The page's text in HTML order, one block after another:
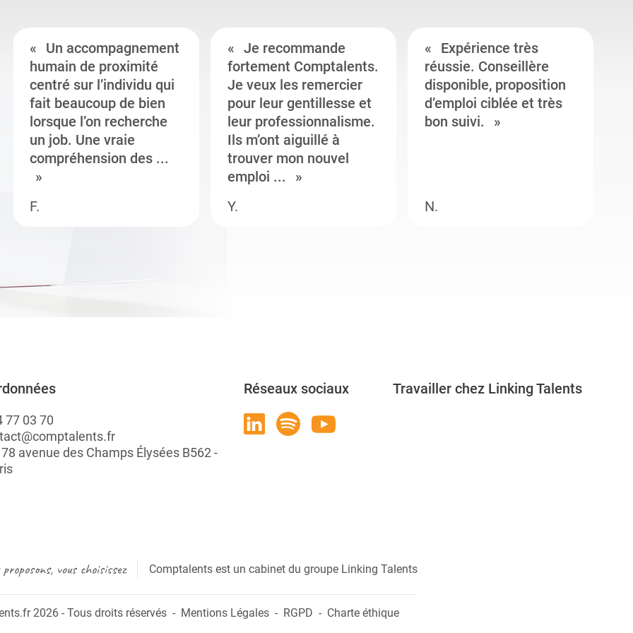
Un accompagnement
humain de proximité
centré sur l’individu qui
fait beaucoup de bien
lorsque l’on recherche
un job. Une vraie
compréhension des ...
F.
Je recommande
fortement Comptalents.
Je veux les remercier
pour leur gentillesse et
leur professionnalisme.
Ils m’ont aiguillé à
trouver mon nouvel
emploi ...
Y.
Expérience très
réussie. Conseillère
disponible, proposition
d’emploi ciblée et très
bon suivi.
N.
77 03 70
avenue des Champs Élysées B562 -
Réseaux sociaux Travailler chez Linking Talents
vous choisissez Comptalents est un cabinet du groupe Linking Talents
2026 - Tous droits réservés Mentions Légales RGPD Charte éthique